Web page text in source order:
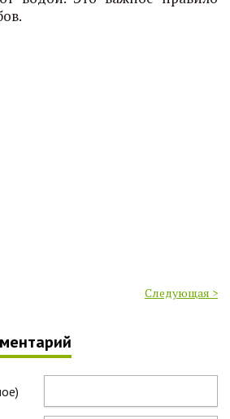
Следующая >